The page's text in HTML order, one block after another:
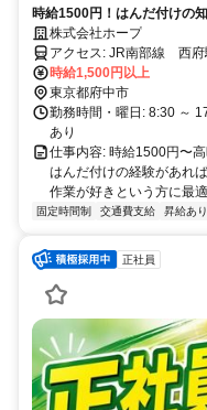
時給1500円！はんだ付けの
5万円株式会社ホープ
アクセス: JR南部線
時給1,500円以上
東京都府中市
勤務時間・曜日: 8:30 ～
あり
仕事内容: 時給1500円〜
はんだ付けの経験があれ
作業が好きという方に最
固定時間制 交通費支給 昇給あり
正社員